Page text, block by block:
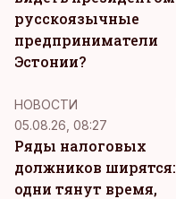
русскоязычные
предприниматели
Эстонии?
НОВОСТИ
05.08.26, 08:27
Ряды налоговых
должников ширятся:
одни тянут время,